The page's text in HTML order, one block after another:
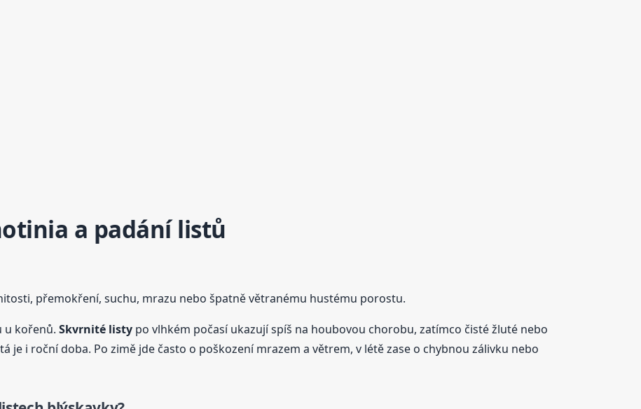
a padání listů
přemokření, suchu, mrazu nebo špatně větranému hustému porostu.
u kořenů. Skvrnité listypo vlhkém počasí ukazují spíš na houbovou chorobu, zatímco čisté žluté nebo
je i roční doba. Po zimě jde často o poškození mrazem a větrem, v létě zase o chybnou zálivku nebo